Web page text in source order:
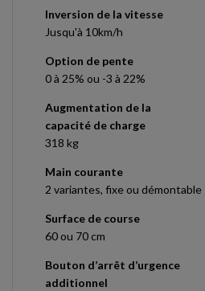
Inversion de la vitesse
Jusqu'à 10km/h
Option de pente
0 à 25% ou -3 à 22%
Augmentation de la
capacité de charge
318 kg
Main courante
2 variantes, fixe ou démontable
Surface de course
60 ou 70 cm
Bouton d’arrêt d’urgence
additionnel